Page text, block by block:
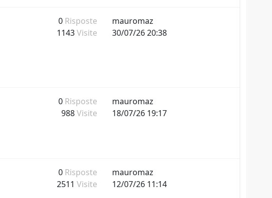
0 Risposte
1143Visite
mauromaz
30/07/26 20:38
0 Risposte
988Visite
mauromaz
18/07/26 19:17
0 Risposte
2511 Visite
mauromaz
12/07/26 11:14